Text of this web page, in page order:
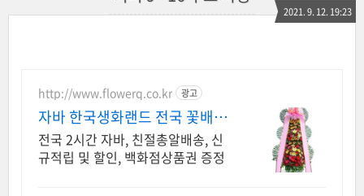
2021. 9. 12. 19:23
http://www.flowerq.co.kr 광고
자바 한국생화랜드 전국 꽃배달
2시간배송
전국 2시간 자바, 친절총알배송, 신
규적립 및 할인, 백화점상품권 증정